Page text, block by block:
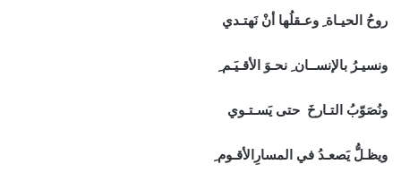
روحُ الحيـاة ِ وعـقلُها أنْ نَهتـدي
ونسيـرُ بالإنســان ِ نحـوَ الأقـيَـم ِ
ونُصَوّبُ التـارخَ حتى يَسـتـوي
ويظـلُّ يَصعـدُ في المسارِالأقـوم ِ